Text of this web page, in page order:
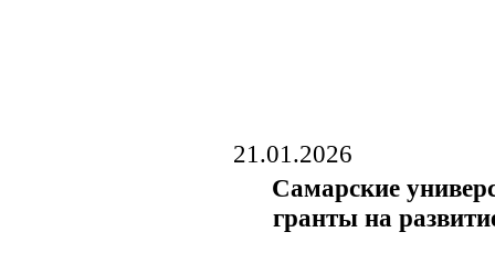
21.01.2026
Самарские
гранты на